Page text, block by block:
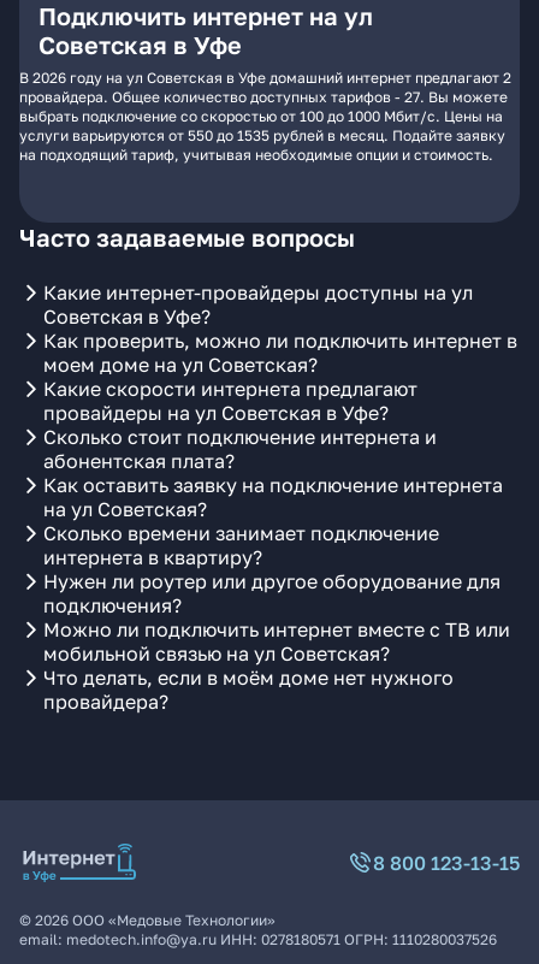
Подключить интернет на ул
Советская в Уфе
В 2026 году на ул Советская в Уфе домашний интернет предлагают 2
провайдера. Общее количество доступных тарифов - 27. Вы можете
выбрать подключение со скоростью от 100 до 1000 Мбит/с. Цены на
услуги варьируются от 550 до 1535 рублей в месяц. Подайте заявку
на подходящий тариф, учитывая необходимые опции и стоимость.
Часто задаваемые вопросы
Какие интернет-провайдеры доступны на ул
Советская в Уфе?
Как проверить, можно ли подключить интернет в
моем доме на ул Советская?
Какие скорости интернета предлагают
провайдеры на ул Советская в Уфе?
Сколько стоит подключение интернета и
абонентская плата?
Как оставить заявку на подключение интернета
на ул Советская?
Сколько времени занимает подключение
интернета в квартиру?
Нужен ли роутер или другое оборудование для
подключения?
Можно ли подключить интернет вместе с ТВ или
мобильной связью на ул Советская?
Что делать, если в моём доме нет нужного
провайдера?
8 800 123-13-15
© 2026 ООО «Медовые Технологии»
email: medotech.info@ya.ru ИНН: 0278180571 ОГРН: 1110280037526